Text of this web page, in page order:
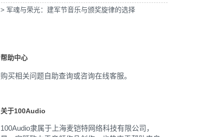
> 军魂与荣光：建军节音乐与颁奖旋律的选择
帮助中心
购买相关问题自助查询或咨询在线客服。
关于100Audio
100Audio隶属于上海麦铠特网络科技有限公司，